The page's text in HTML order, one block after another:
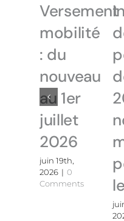
Versement
mobilité
: du
nouveau
au 1er
juillet
2026
juin 19th,
2026 | 0
Comments